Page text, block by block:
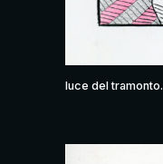
luce del tramonto.